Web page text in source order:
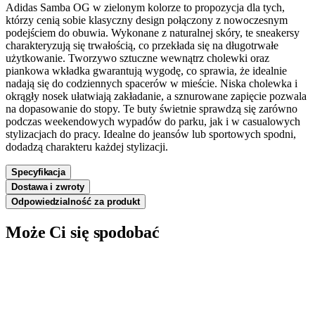
Adidas Samba OG w zielonym kolorze to propozycja dla tych,
którzy cenią sobie klasyczny design połączony z nowoczesnym
podejściem do obuwia. Wykonane z naturalnej skóry, te sneakersy
charakteryzują się trwałością, co przekłada się na długotrwałe
użytkowanie. Tworzywo sztuczne wewnątrz cholewki oraz
piankowa wkładka gwarantują wygodę, co sprawia, że idealnie
nadają się do codziennych spacerów w mieście. Niska cholewka i
okrągły nosek ułatwiają zakładanie, a sznurowane zapięcie pozwala
na dopasowanie do stopy. Te buty świetnie sprawdzą się zarówno
podczas weekendowych wypadów do parku, jak i w casualowych
stylizacjach do pracy. Idealne do jeansów lub sportowych spodni,
dodadzą charakteru każdej stylizacji.
Specyfikacja
Dostawa i zwroty
Odpowiedzialność za produkt
Może Ci się spodobać